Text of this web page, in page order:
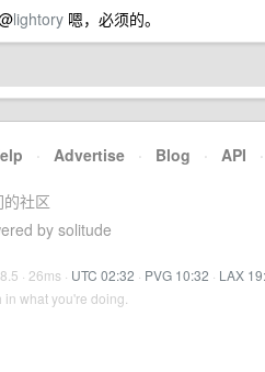
lightory 嗯，必须的。
· Advertise · Blog · API ·
社区
by solitude
· 26ms · UTC 02:32 · PVG 10:32 · LAX
what you're doing.